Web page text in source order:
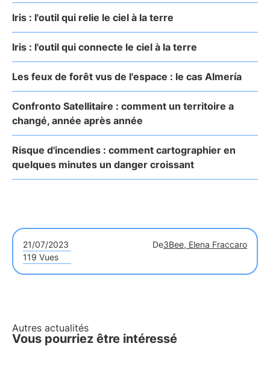
Iris : l'outil qui relie le ciel à la terre
Iris : l'outil qui connecte le ciel à la terre
Les feux de forêt vus de l'espace : le cas Almería
Confronto Satellitaire : comment un territoire a
changé, année après année
Risque d'incendies : comment cartographier en
quelques minutes un danger croissant
21/07/2023 De3Bee, Elena Fraccaro
119 Vues
Autres actualités
Vous pourriez être intéressé